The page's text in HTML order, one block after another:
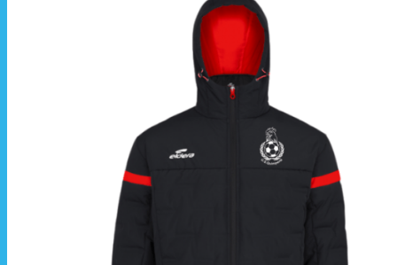
Les commandes sont passées les 1er et 15 de
auprès de nos fournisseurs.
À partir de ces dates, le
délai de livraison est
d'environ 3 semaines
La livraison est effectuée directement au club
La commande est à récupérer auprès du
référent des équipements du club